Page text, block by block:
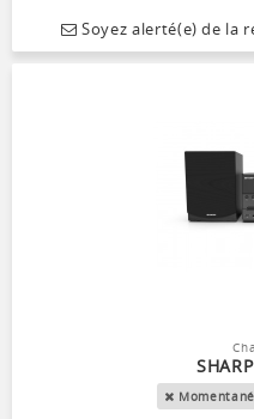
Soyez alerté(e) de la